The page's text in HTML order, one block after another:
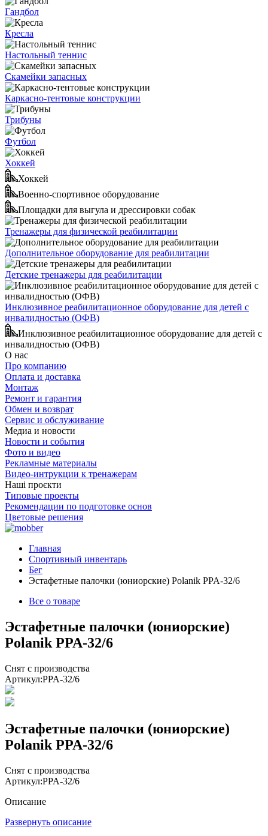
Гандбол
Кресла
Настольный теннис
Скамейки запасных
Каркасно-тентовые конструкции
Трибуны
Футбол
Хоккей
Хоккей
Военно-спортивное оборудование
Площадки для выгула и дрессировки собак
Тренажеры для физической реабилитации
Дополнительное оборудование для реабилитации
Детские тренажеры для реабилитации
Инклюзивное реабилитационное оборудование для детей с
инвалидностью (ОФВ)
Инклюзивное реабилитационное оборудование для детей с
инвалидностью (ОФВ)
О нас
Про компанию
Оплата и доставка
Монтаж
Ремонт и гарантия
Обмен и возврат
Сервис и обслуживание
Медиа и новости
Новости и события
Фото и видео
Рекламные материалы
Видео-интрукции к тренажерам
Наші проєкти
Типовые проекты
Рекомендации по подготовке основ
Цветовые решения
Главная
Спортивный инвентарь
Бег
Эстафетные палочки (юниорские) Polanik PPA-32/6
Все о товаре
Эстафетные палочки (юниорские)
Polanik PPA-32/6
Снят с производства
Артикул:PPA-32/6
Эстафетные палочки (юниорские)
Polanik PPA-32/6
Снят с производства
Артикул:PPA-32/6
Описание
Развернуть описание